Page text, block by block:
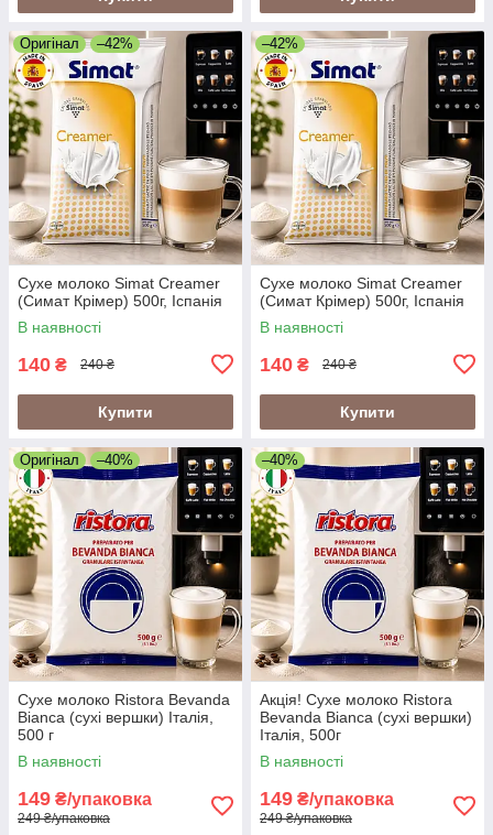
Оригінал –42%
Сухе молоко Simat Creamer
(Симат Крімер) 500г, Іспанія
В наявності
140 ₴ 240 ₴
Купити
–42%
Сухе молоко Simat Creamer
(Симат Крімер) 500г, Іспанія
В наявності
140 ₴ 240 ₴
Купити
Оригінал –40%
Сухе молоко Ristora Bevanda
Bianca (сухі вершки) Італія,
500 г
В наявності
149 ₴/упаковка
249 ₴/упаковка
–40%
Акція! Сухе молоко Ristora
Bevanda Bianca (сухі вершки)
Італія, 500г
В наявності
149 ₴/упаковка
249 ₴/упаковка